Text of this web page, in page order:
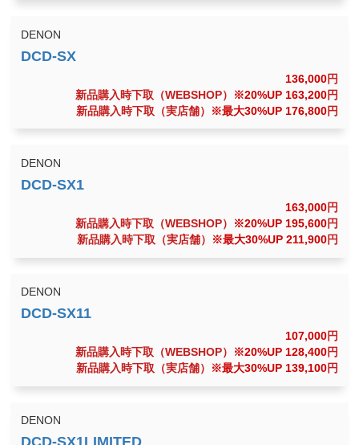
DENON
136,000円
新品購入時下取（WEBSHOP）
※20%UP 163,200円
新品購入時下取（実店舗）
※最大30%UP 176,800円
DENON
163,000円
新品購入時下取（WEBSHOP）
※20%UP 195,600円
新品購入時下取（実店舗）
※最大30%UP 211,900円
DENON
107,000円
新品購入時下取（WEBSHOP）
※20%UP 128,400円
新品購入時下取（実店舗）
※最大30%UP 139,100円
DENON